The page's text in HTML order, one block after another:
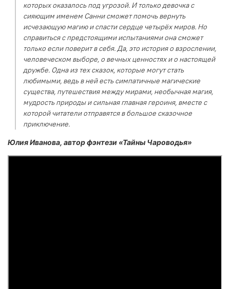
которых оказалось под угрозой. И только девочка с
сияющим именем Санни сможет помочь вернуть
исчезающую магию и спасти сердце четырёх миров. Но
справиться с предстоящими испытаниями она сможет
только если поверит в себя. Да, это история о взрослении,
человеческом выборе, о вечных ценностях и о настоящей
дружбе. Одна из тех сказок, которые могут стать
любимыми, ведь в ней есть симпатичные магические
существа, путешествия между мирами, необычная магия,
мудрость природы и сильная главная героиня, вместе с
которой читатели отправятся в большое сказочное
приключение.
Юлия Иванова, автор фэнтези «ТайныЧароводья»